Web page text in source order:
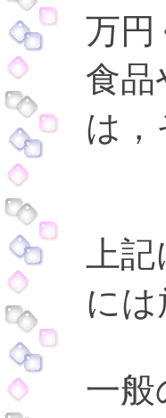
万円
食品
は
上
に
一般